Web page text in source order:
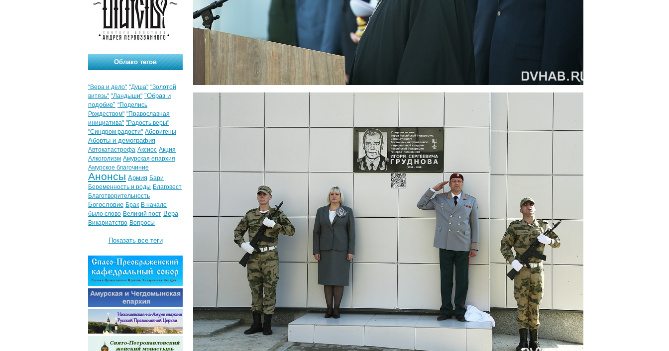
Облако тегов
"Вера и дело" "Душа" "Золотой
витязь" "Ландыши" "Образ и
подобие" "Поделись
Рождеством" "Православная
инициатива" "Радость веры"
"Синдром радости" Аборигены
Аборты и демография
Автокатастрофа Аксиос Акция
Алкоголизм Амурская епархия
Амурское благочиние
Анонсы Армия Бари
Беременность и роды Благовест
Благотворительность
Богословие Брак В начале
было слово Великий пост Вера
Викариатство Вопросы
Показать все теги